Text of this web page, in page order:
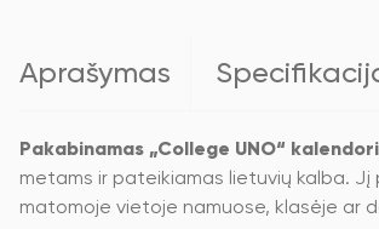
nr.6
Aprašymas
Pakabinamas „College UNO“
metams ir pateikiamas lietuvių kalba.
matomoje vietoje namuose, klasėje ar